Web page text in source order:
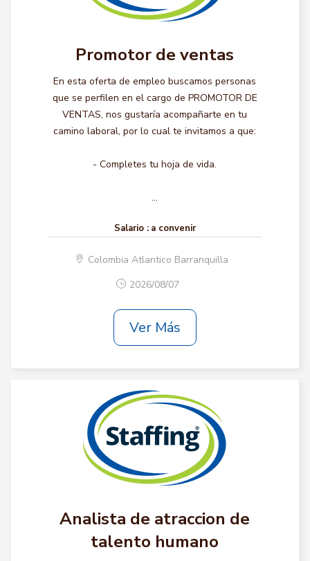
Promotor de ventas
En esta oferta de empleo buscamos personas
que se perfilen en el cargo de PROMOTOR DE
VENTAS, nos gustaría acompañarte en tu
camino laboral, por lo cual te invitamos a que:
- Completes tu hoja de vida.
...
Salario : a convenir
Colombia Atlantico Barranquilla
2026/08/07
Ver Más
Analista de atraccion de
talento humano